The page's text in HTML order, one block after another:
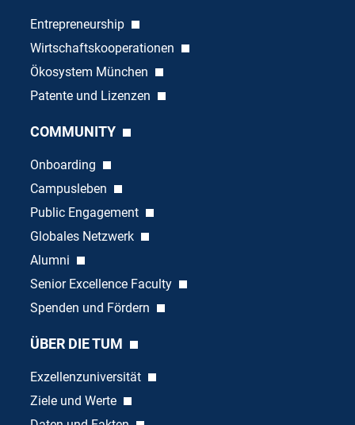
Entrepreneurship
Wirtschaftskooperationen
Ökosystem München
Patente und Lizenzen
COMMUNITY
Onboarding
Campusleben
Public Engagement
Globales Netzwerk
Alumni
Senior Excellence Faculty
Spenden und Fördern
ÜBER DIE TUM
Exzellenzuniversität
Ziele und Werte